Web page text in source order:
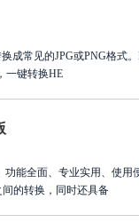
常见的JPG或PNG格式。
一键转换HE
能全面、专业实用、使
的转换，同时还具备